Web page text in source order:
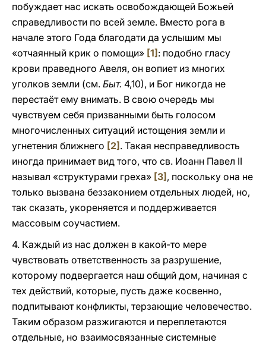
побуждает нас искать освобождающей Божьей
справедливости по всей земле. Вместо рога в
начале этого Года благодати да услышим мы
«отчаянный крик о помощи» [1] : подобно гласу
крови праведного Авеля, он вопиет из многих
уголков земли (см. Быт. 4,10), и Бог никогда не
перестаёт ему внимать. В свою очередь мы
чувствуем себя призванными быть голосом
многочисленных ситуаций истощения земли и
угнетения ближнего [2] . Такая несправедливость
иногда принимает вид того, что св. Иоанн Павел II
называл «структурами греха» [3] , поскольку она не
только вызвана беззаконием отдельных людей, но,
так сказать, укореняется и поддерживается
массовым соучастием.
4. Каждый из нас должен в какой-то мере
чувствовать ответственность за разрушение,
которому подвергается наш общий дом, начиная с
тех действий, которые, пусть даже косвенно,
подпитывают конфликты, терзающие человечество.
Таким образом разжигаются и переплетаются
отдельные, но взаимосвязанные системные